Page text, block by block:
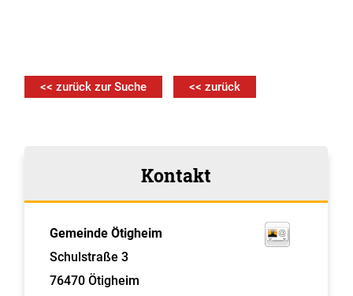
<< zurück zur Suche << zurück
Kontakt
Gemeinde Ötigheim
Schulstraße 3
76470 Ötigheim